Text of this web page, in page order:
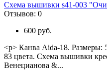
Схема вышивки s41-003
Отзывов: 0
600 руб.
<p> Канва Aida-18. Размеры:
83 цвета. Схема вышивки
Венецианова &...